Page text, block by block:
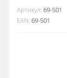
Артикул: 69-501
EAN: 69-501